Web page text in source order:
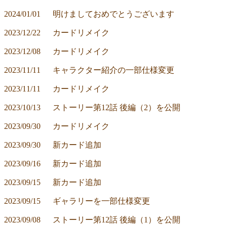
2024/01/01	明けましておめでとうございます
2023/12/22	カードリメイク
2023/12/08	カードリメイク
2023/11/11	キャラクター紹介の一部仕様変更
2023/11/11	カードリメイク
2023/10/13	ストーリー第12話 後編（2）を公開
2023/09/30	カードリメイク
2023/09/30	新カード追加
2023/09/16	新カード追加
2023/09/15	新カード追加
2023/09/15	ギャラリーを一部仕様変更
2023/09/08	ストーリー第12話 後編（1）を公開